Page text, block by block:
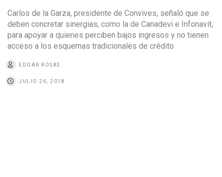
Carlos de la Garza, presidente de Convives, señaló que se
deben concretar sinergias, como la de Canadevi e Infonavit,
para apoyar a quienes perciben bajos ingresos y no tienen
acceso a los esquemas tradicionales de crédito
EDGAR ROSAS
JULIO 26, 2018